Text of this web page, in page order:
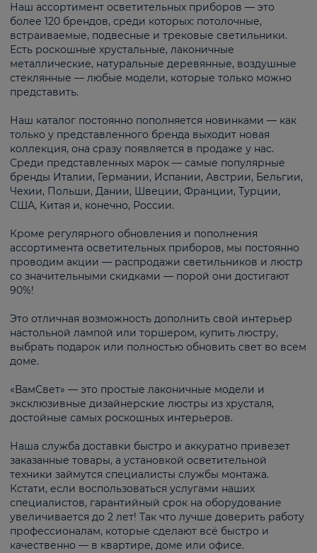
Наш ассортимент осветительных приборов — это
более 120 брендов, среди которых: потолочные,
встраиваемые, подвесные и трековые светильники.
Есть роскошные хрустальные, лаконичные
металлические, натуральные деревянные, воздушные
стеклянные — любые модели, которые только можно
представить.
Наш каталог постоянно пополняется новинками — как
только у представленного бренда выходит новая
коллекция, она сразу появляется в продаже у нас.
Среди представленных марок — самые популярные
бренды Италии, Германии, Испании, Австрии, Бельгии,
Чехии, Польши, Дании, Швеции, Франции, Турции,
США, Китая и, конечно, России.
Кроме регулярного обновления и пополнения
ассортимента осветительных приборов, мы постоянно
проводим акции — распродажи светильников и люстр
со значительными скидками — порой они достигают
90%!
Это отличная возможность дополнить свой интерьер
настольной лампой или торшером, купить люстру,
выбрать подарок или полностью обновить свет во всем
доме.
«ВамСвет» — это простые лаконичные модели и
эксклюзивные дизайнерские люстры из хрусталя,
достойные самых роскошных интерьеров.
Наша служба доставки быстро и аккуратно привезет
заказанные товары, а установкой осветительной
техники займутся специалисты службы монтажа.
Кстати, если воспользоваться услугами наших
специалистов, гарантийный срок на оборудование
увеличивается до 2 лет! Так что лучше доверить работу
профессионалам, которые сделают всё быстро и
качественно — в квартире, доме или офисе.